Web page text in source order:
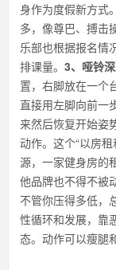
身作为度假新方式
多，像尊巴、搏击
乐部也根据报名情
排课量。 3、哑铃
置，右脚放在一个
直接用左脚向前一
来然后恢复开始姿
动作。这个“以房
源，一家健身房的
他品牌也不得不被
不管你压得多低，
性循环和发展，靠
态。动作可以瘦